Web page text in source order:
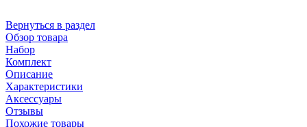
Вернуться в раздел
Обзор товара
Набор
Комплект
Описание
Характеристики
Аксессуары
Отзывы
Похожие товары